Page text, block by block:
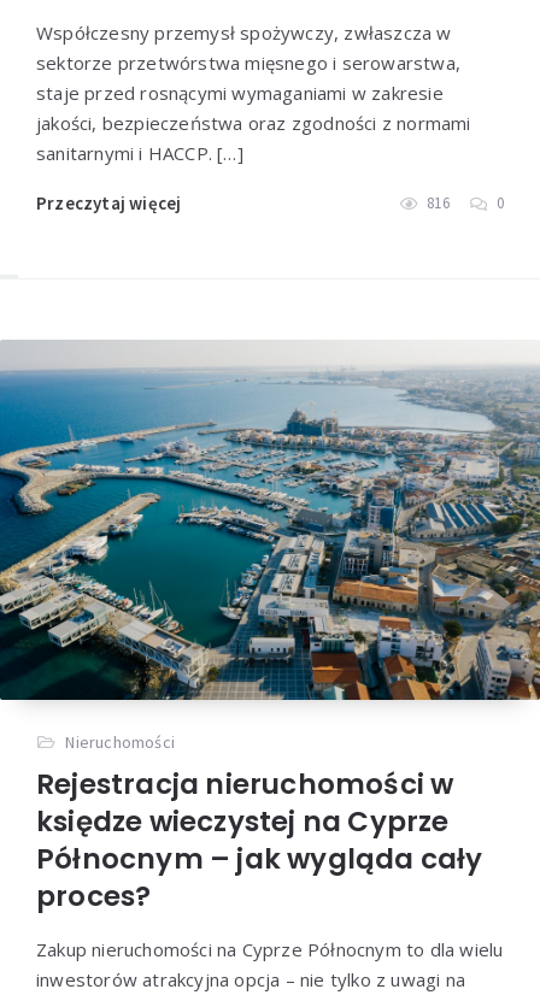
Współczesny przemysł spożywczy, zwłaszcza w
sektorze przetwórstwa mięsnego i serowarstwa,
staje przed rosnącymi wymaganiami w zakresie
jakości, bezpieczeństwa oraz zgodności z normami
sanitarnymi i HACCP. […]
Przeczytaj więcej 816 0
Nieruchomości
Rejestracja nieruchomości w
księdze wieczystej na Cyprze
Północnym – jak wygląda cały
proces?
Zakup nieruchomości na Cyprze Północnym to dla wielu
inwestorów atrakcyjna opcja – nie tylko z uwagi na